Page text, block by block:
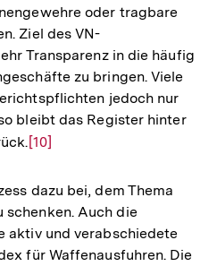
oder tragbare
Ziel des VN-
Transparenz in die häufig
zu bringen. Viele
jedoch nur
bleibt das Register hinter
Zur
der
Fußnote
[10]
dazu bei, dem Thema
Auch die
aktiv und verabschiedete
für Waffenausfuhren. Die